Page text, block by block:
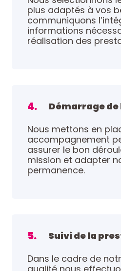
plus adaptés à vos
communiquons
informations
réalisation des
4.
Démarrage
Nous mettons en
accompagnement
assurer le bon
mission et adapter
permanence.
5.
Suivi de la
Dans le cadre de